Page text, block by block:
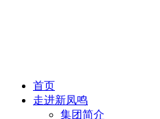
首页
走进新凤鸣
集团简介